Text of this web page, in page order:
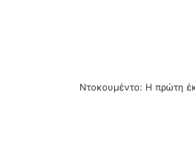
Ντοκουμέντο: Η πρώτη